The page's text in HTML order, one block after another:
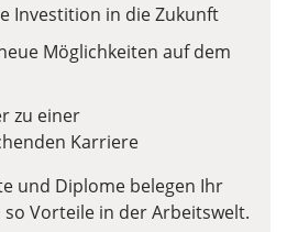
Investition in die Zukunft
Möglichkeiten auf dem
zu einer
Karriere
und Diplome belegen Ihr
Vorteile in der Arbeitswelt.